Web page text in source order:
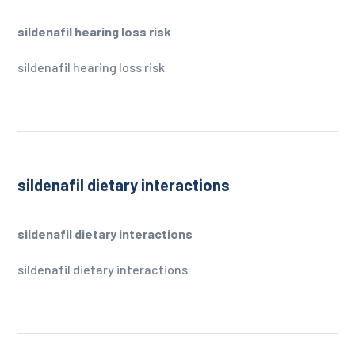
sildenafil hearing loss risk
sildenafil hearing loss risk
sildenafil dietary interactions
sildenafil dietary interactions
sildenafil dietary interactions